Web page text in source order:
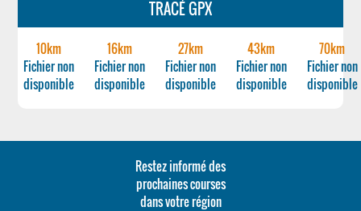
TRACÉ GPX
10km
Fichier non
disponible
16km
Fichier non
disponible
27km
Fichier non
disponible
43km
Fichier non
disponible
70km
Fichier non
disponible
Restez informé des
prochaines courses
dans votre région